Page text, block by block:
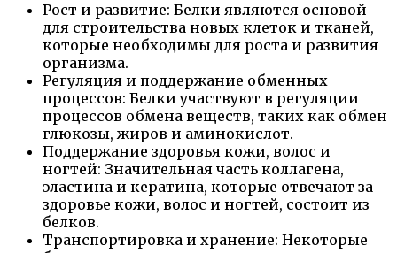
Рост и развитие: Белки являются основой
для строительства новых клеток и тканей,
которые необходимы для роста и развития
организма.
Регуляция и поддержание обменных
процессов: Белки участвуют в регуляции
процессов обмена веществ, таких как обмен
глюкозы, жиров и аминокислот.
Поддержание здоровья кожи, волос и
ногтей: Значительная часть коллагена,
эластина и кератина, которые отвечают за
здоровье кожи, волос и ногтей, состоит из
белков.
Транспортировка и хранение: Некоторые